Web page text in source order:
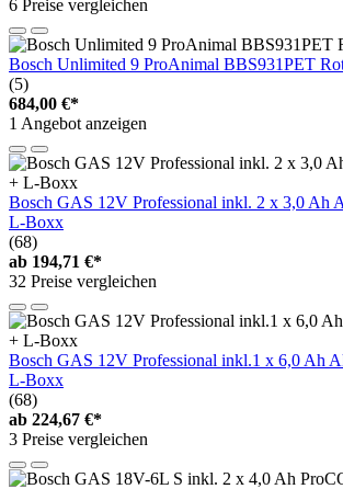
6 Preise vergleichen
Bosch Unlimited 9 ProAnimal BBS931PET
(5)
684,00 €*
1 Angebot anzeigen
Bosch GAS 12V Professional inkl. 2 x 3,0 Ah
L-Boxx
(68)
ab 194,71 €*
32 Preise vergleichen
Bosch GAS 12V Professional inkl.1 x 6,0 Ah
L-Boxx
(68)
ab 224,67 €*
3 Preise vergleichen